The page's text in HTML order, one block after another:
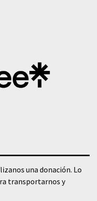
una donación. Lo
transportarnos y